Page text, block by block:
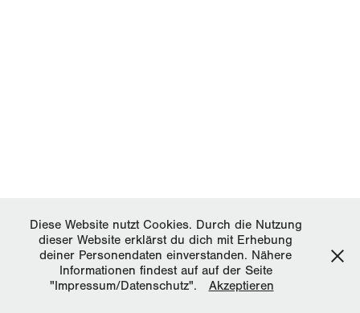
Diese Website nutzt Cookies. Durch die Nutzung
dieser Website erklärst du dich mit Erhebung
deiner Personendaten einverstanden. Nähere
Informationen findest auf auf der Seite
"Impressum/Datenschutz".
Akzeptieren